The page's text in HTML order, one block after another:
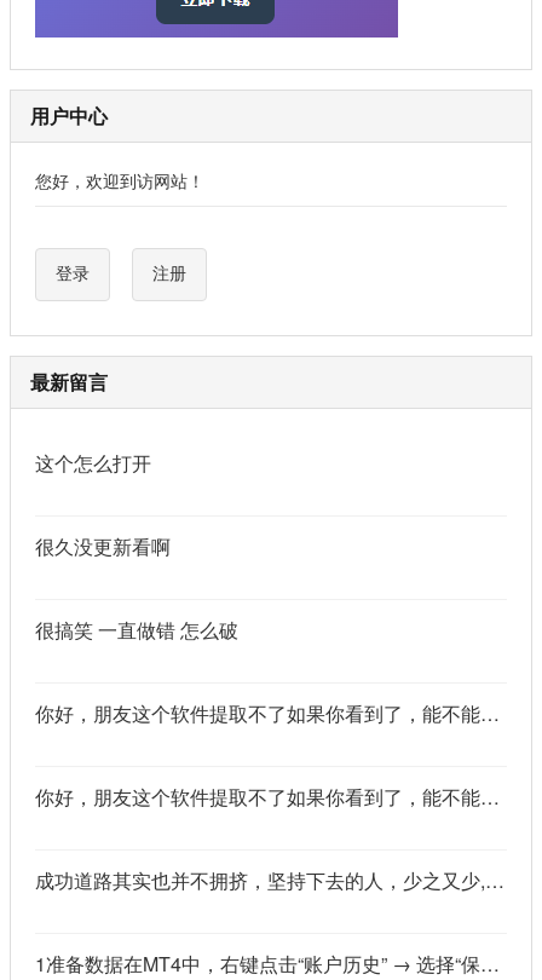
用户中心
您好，欢迎到访网站！
登录 注册
最新留言
这个怎么打开
很久没更新看啊
很搞笑 一直做错 怎么破
你好，朋友这个软件提取不了如果你看到了，能不能把这个纯净版的发我邮箱里不
你好，朋友这个软件提取不了如果你看到了，能不能把这个纯净版的发我邮箱里不
成功道路其实也并不拥挤，坚持下去的人，少之又少,说的真好
1准备数据在MT4中，右键点击“账户历史” → 选择“保存为详细户口结单” → 保存为一个HTML文件。用Excel打开这个HTML文件，或者打开它并复制全部内容，粘贴到一个空白Excel工作表中。2使用你的.xlsm文件打开你已经保存好的“MT4报表合并神器.xlsm”文件。将上一步中未处理的两行数据，复制并粘贴到这个.xlsm文件的第一个工作表中。3运行宏在Excel中，按快捷键 Alt + F8 打开“宏”对话框。选择名为 MergeMT4Statement_Ultimate 的宏，然后点击“执行”或“运行”。4完成宏运行后，你会发现原本错位成两行的数据，已经自动合并成一行了。